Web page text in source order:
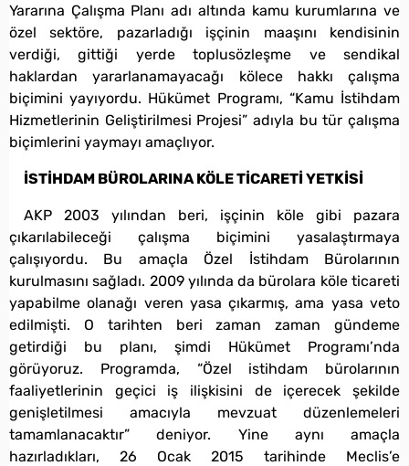
Yararına Çalışma Planı adı altında kamu kurumlarına ve
özel sektöre, pazarladığı işçinin maaşını kendisinin
verdiği, gittiği yerde toplusözleşme ve sendikal
haklardan yararlanamayacağı kölece hakkı çalışma
biçimini yayıyordu. Hükümet Programı, “Kamu İstihdam
Hizmetlerinin Geliştirilmesi Projesi” adıyla bu tür çalışma
biçimlerini yaymayı amaçlıyor.
İSTİHDAM BÜROLARINA KÖLE TİCARETİ YETKİSİ
AKP 2003 yılından beri, işçinin köle gibi pazara
çıkarılabileceği çalışma biçimini yasalaştırmaya
çalışıyordu. Bu amaçla Özel İstihdam Bürolarının
kurulmasını sağladı. 2009 yılında da bürolara köle ticareti
yapabilme olanağı veren yasa çıkarmış, ama yasa veto
edilmişti. O tarihten beri zaman zaman gündeme
getirdiği bu planı, şimdi Hükümet Programı’nda
görüyoruz. Programda, “Özel istihdam bürolarının
faaliyetlerinin geçici iş ilişkisini de içerecek şekilde
genişletilmesi amacıyla mevzuat düzenlemeleri
tamamlanacaktır” deniyor. Yine aynı amaçla
hazırladıkları, 26 Ocak 2015 tarihinde Meclis’e